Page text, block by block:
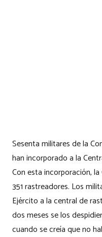
Sesenta militares de la
han incorporado a la
Con esta incorporación,
351 rastreadores. Los
Ejército a la central de
dos meses se los
cuando se creía que no